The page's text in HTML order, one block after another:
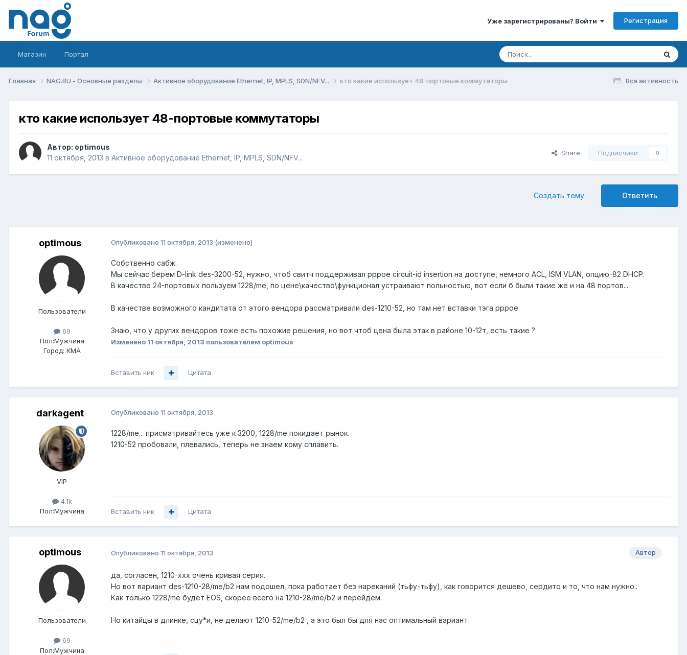
Уже зарегистрированы? Войти Регистрация
Магазин Портал
Вся активность
Главная NAG.RU - Основные разделы Активное оборудование Ethernet, IP, MPLS, SDN/NFV... кто какие использует 48-портовые коммутаторы
кто какие использует 48-портовые коммутаторы
Автор: optimous
11 октября, 2013 в Активное оборудование Ethernet, IP, MPLS, SDN/NFV...
Share Подписчики 0
Ответить
Создать тему
optimous
Пользователи
69
Пол:Мужчина
Город: КМА
Опубликовано 11 октября, 2013 (изменено)
Собственно сабж.
Мы сейчас берем D-link des-3200-52, нужно, чтоб свитч поддерживал pppoe circuit-id insertion на доступе, немного ACL, ISM VLAN, опцию-82 DHCP.
В качестве 24-портовых пользуем 1228/me, по цене\качество\функционал устраивают польностью, вот если б были такие же и на 48 портов...
В качестве возможного кандитата от этого вендора рассматривали des-1210-52, но там нет вставки тэга pppoe.
Знаю, что у других вендоров тоже есть похожие решения, но вот чтоб цена была этак в районе 10-12т, есть такие ?
Изменено 11 октября, 2013 пользователем optimous
Вставить ник Цитата
darkagent
VIP
4.1k
Пол:Мужчина
Опубликовано 11 октября, 2013
1228/me... присматривайтесь уже к 3200, 1228/me покидает рынок.
1210-52 пробовали, плевались, теперь не знаем кому сплавить.
Вставить ник Цитата
optimous
Пользователи
69
Пол:Мужчина
Автор
Опубликовано 11 октября, 2013
да, согласен, 1210-ххх очень кривая серия.
Но вот вариант des-1210-28/me/b2 нам подошел, пока работает без нареканий (тьфу-тьфу), как говорится дешево, сердито и то, что нам нужно..
Как только 1228/me будет EOS, скорее всего на 1210-28/me/b2 и перейдем.
Но китайцы в длинке, сцу*и, не делают 1210-52/me/b2 , а это был бы для нас оптимальный вариант